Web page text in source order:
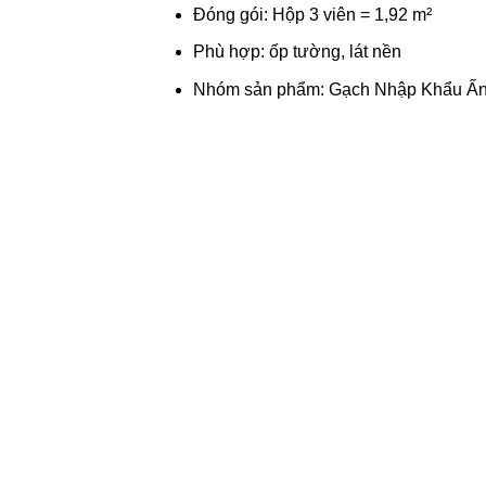
Đóng gói: Hộp 3 viên = 1,92 m²
Phù hợp: ốp tường, lát nền
Nhóm sản phẩm: Gạch Nhập Khẩu